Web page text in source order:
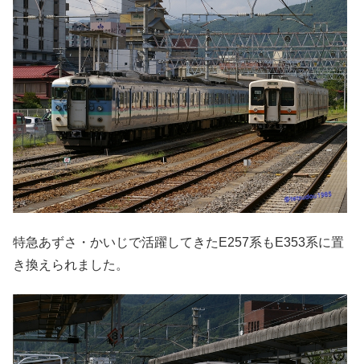
特急あずさ・かいじで活躍してきたE257系もE353系に置
き換えられました。